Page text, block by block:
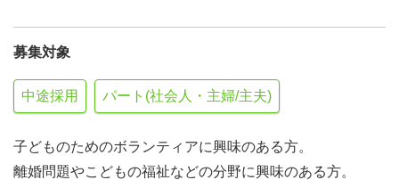
募集対象
中途採用 パート(社会人・主婦/主夫)
子どものためのボランティアに興味のある方。
離婚問題やこどもの福祉などの分野に興味のある方。